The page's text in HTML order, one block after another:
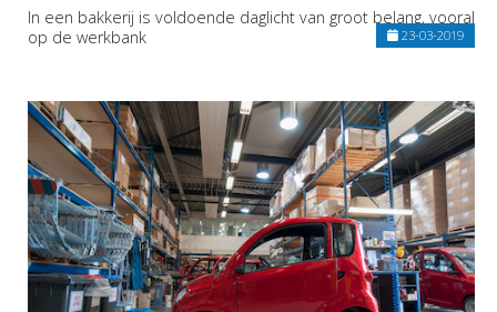
In een bakkerij is voldoende daglicht van groot belang, vooral
op de werkbank
23-03-2019